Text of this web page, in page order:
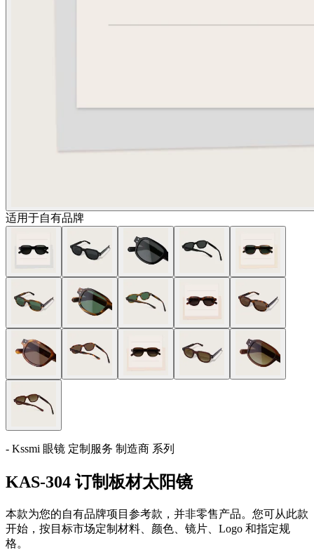
适用于自有品牌
- Kssmi 眼镜 定制服务 制造商 系列
KAS-304 订制板材太阳镜
本款为您的自有品牌项目参考款，并非零售产品。您可从此款
开始，按目标市场定制材料、颜色、镜片、Logo 和指定规
格。